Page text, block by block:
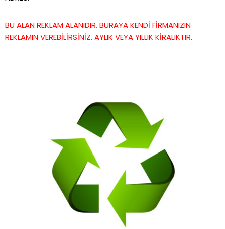
BU ALAN REKLAM ALANIDIR. BURAYA KENDİ FİRMANIZIN
REKLAMIN VEREBİLİRSİNİZ. AYLIK VEYA YILLIK KİRALIKTIR.